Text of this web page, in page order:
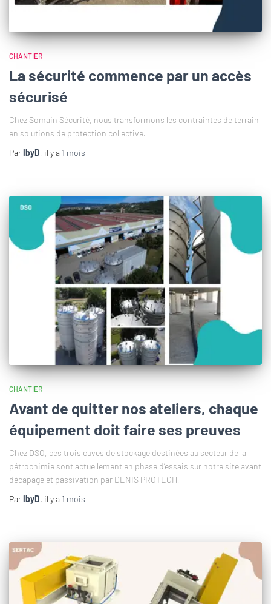
CHANTIER
La sécurité commence par un accès
sécurisé
Chez Somain Sécurité, nous transformons les contraintes de terrain
en solutions de protection collective.
ParIbyD, il y a 1 mois
CHANTIER
Avant de quitter nos ateliers, chaque
équipement doit faire ses preuves
Chez DSO, ces trois cuves de stockage destinées au secteur de la
pétrochimie sont actuellement en phase d’essais sur notre site avant
décapage et passivation par DENIS PROTECH.
ParIbyD, il y a 1 mois